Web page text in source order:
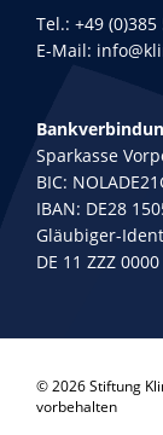
Tel.: +49 (0)385
E-Mail:
Sparkasse
BIC:
IBAN: DE28
Gläubiger-
DE 11 ZZZ
© 2026 Stiftung
vorbehalten